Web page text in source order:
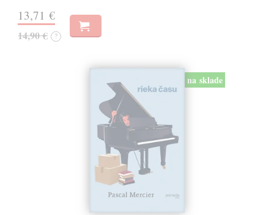
13,71 €
14,90 € ?
na sklade